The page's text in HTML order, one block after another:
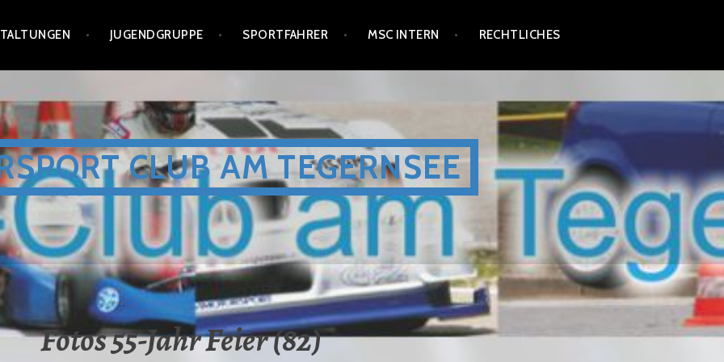
JUGENDGRUPPE SPORTFAHRER MSC INTERN RECHTLICHES
CLUB AM TEGERNSEE
Fotos 55-Jahr Feier (82)